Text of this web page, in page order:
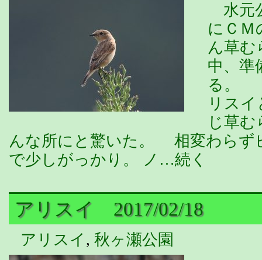
水元
にＣＭ
ん草む
中、準
る。
リス
じ草
んな所にと驚いた。 相変わらず
で少しがっかり。 ノ…続く
アリスイ 2017/02/18
アリスイ , 秋ヶ瀬公園